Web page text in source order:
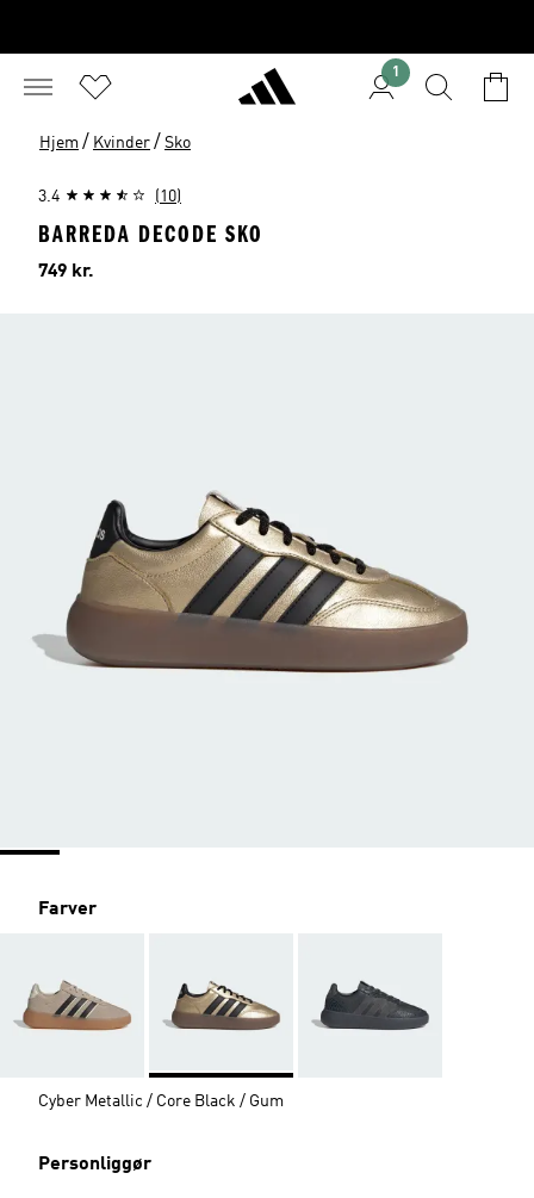
1
Hjem / Kvinder / Sko
3.4 (10)
BARREDA DECODE SKO
Pris
749 kr.
Farver
Cyber Metallic / Core Black / Gum
Personliggør